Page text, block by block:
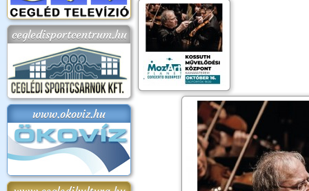
cegledisportcentrum.hu
www.okoviz.hu